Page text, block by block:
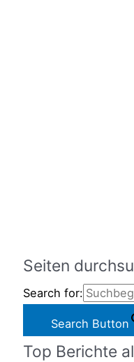
Seiten
Search for:
Search Button
Top Berichte